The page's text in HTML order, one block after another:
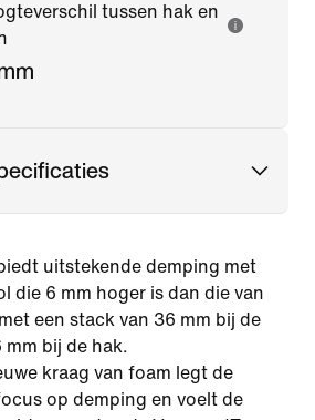
tussen hak en
uitstekende demping met
die 6 mm hoger is dan die van
een stack van 36 mm bij de
bij de hak.
kraag van foam legt de
op demping en voelt de